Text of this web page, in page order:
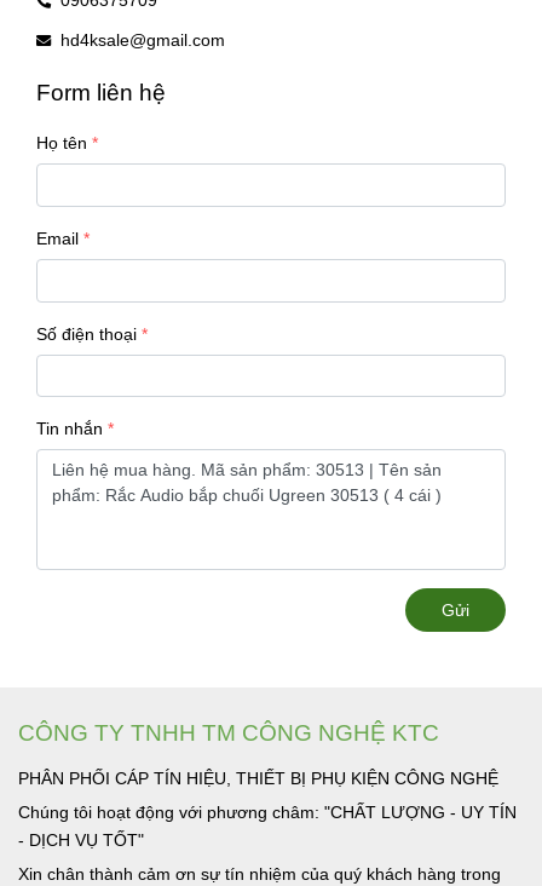
hd4ksale@gmail.com
Form liên hệ
Họ tên
Email
Số điện thoại
Tin nhắn
Gửi
CÔNG TY TNHH TM CÔNG NGHỆ KTC
PHÂN PHỐI CÁP TÍN HIỆU, THIẾT BỊ PHỤ KIỆN CÔNG NGHỆ
Chúng tôi hoạt động với phương châm: "CHẤT LƯỢNG - UY TÍN
- DỊCH VỤ TỐT"
Xin chân thành cảm ơn sự tín nhiệm của quý khách hàng trong